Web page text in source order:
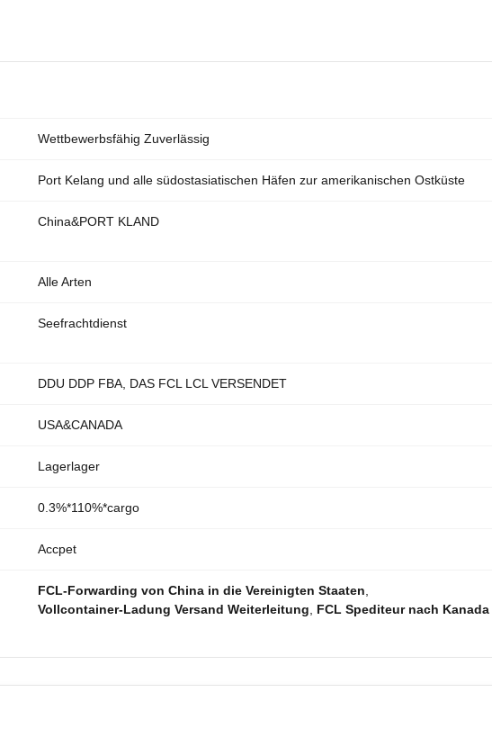
Wettbewerbsfähig Zuverlässig
Port Kelang und alle südostasiatischen Häfen zur amerikanischen Ostküste
China&PORT KLAND
Alle Arten
Seefrachtdienst
DDU DDP FBA, DAS FCL LCL VERSENDET
USA&CANADA
Lagerlager
0.3%*110%*cargo
Accpet
FCL-Forwarding von China in die Vereinigten Staaten
Vollcontainer-Ladung Versand Weiterleitung
FCL Spediteur nach Kanada